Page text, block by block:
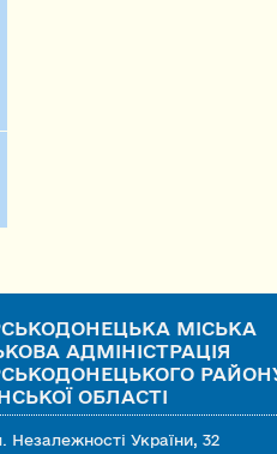
МІСЬКА
АДМІНІСТРАЦІЯ
ОБЛАСТІ
України, 32